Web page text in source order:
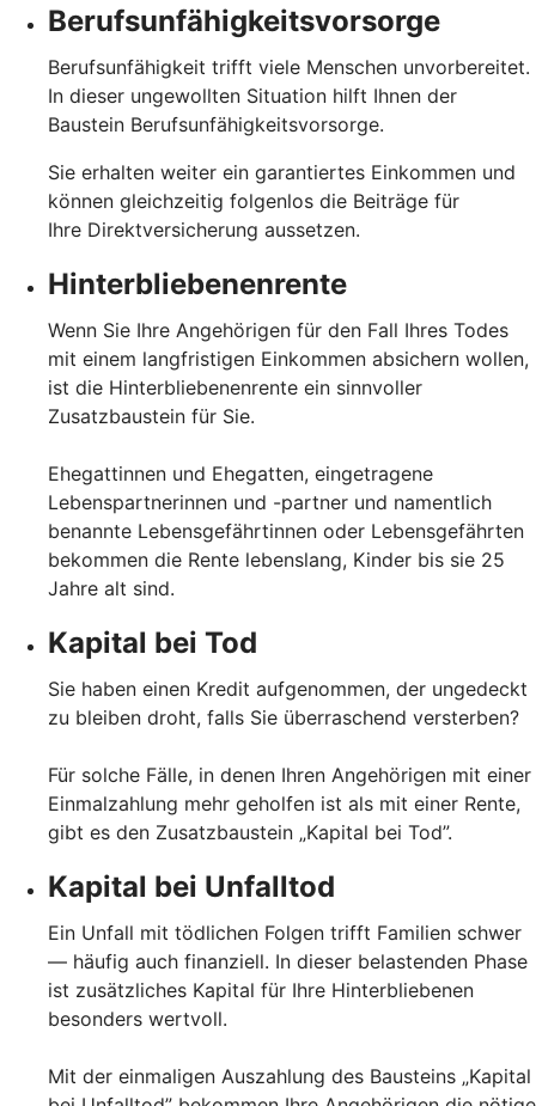
Berufsunfähigkeitsvorsorge
Berufsunfähigkeit trifft viele Menschen unvorbereitet.
In dieser ungewollten Situation hilft Ihnen der
Baustein Berufsunfähigkeitsvorsorge.
Sie erhalten weiter ein garantiertes Einkommen und
können gleichzeitig folgenlos die Beiträge für
Ihre Direktversicherung aussetzen.
Hinterbliebenenrente
Wenn Sie Ihre Angehörigen für den Fall Ihres Todes
mit einem langfristigen Einkommen absichern wollen,
ist die Hinterbliebenenrente ein sinnvoller
Zusatzbaustein für Sie.
Ehegattinnen und Ehegatten, eingetragene
Lebenspartnerinnen und -partner und namentlich
benannte Lebensgefährtinnen oder Lebensgefährten
bekommen die Rente lebenslang, Kinder bis sie 25
Jahre alt sind.
Kapital bei Tod
Sie haben einen Kredit aufgenommen, der ungedeckt
zu bleiben droht, falls Sie überraschend versterben?
Für solche Fälle, in denen Ihren Angehörigen mit einer
Einmalzahlung mehr geholfen ist als mit einer Rente,
gibt es den Zusatzbaustein „Kapital bei Tod”.
Kapital bei Unfalltod
Ein Unfall mit tödlichen Folgen trifft Familien schwer
— häufig auch finanziell. In dieser belastenden Phase
ist zusätzliches Kapital für Ihre Hinterbliebenen
besonders wertvoll.
Mit der einmaligen Auszahlung des Bausteins „Kapital